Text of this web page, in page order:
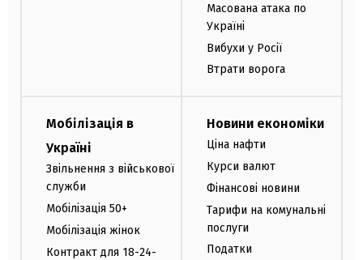
Масована атака по
Україні
Вибухи у Росії
Втрати ворога
Мобілізація в
Україні
Звільнення з військової
служби
Мобілізація 50+
Мобілізація жінок
Контракт для 18-24-
Новини економіки
Ціна нафти
Курси валют
Фінансові новини
Тарифи на комунальні
послуги
Податки